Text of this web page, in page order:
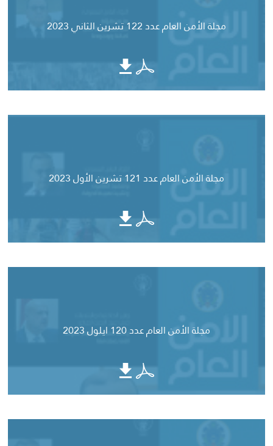
مجلة الأمن العام عدد 122 تشرين الثاني 2023
مجلة الأمن العام عدد 121 تشرين الأول 2023
مجلة الأمن العام عدد 120 ايلول 2023